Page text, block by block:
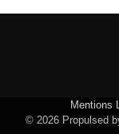
Mentions
© 2026 Propulsed